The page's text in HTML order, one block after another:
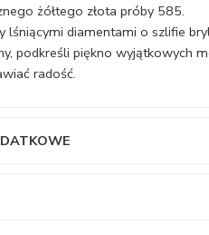
żółtego złota próby 585.
lśniącymi diamentami o szlifie
podkreśli piękno wyjątkowych
radość.